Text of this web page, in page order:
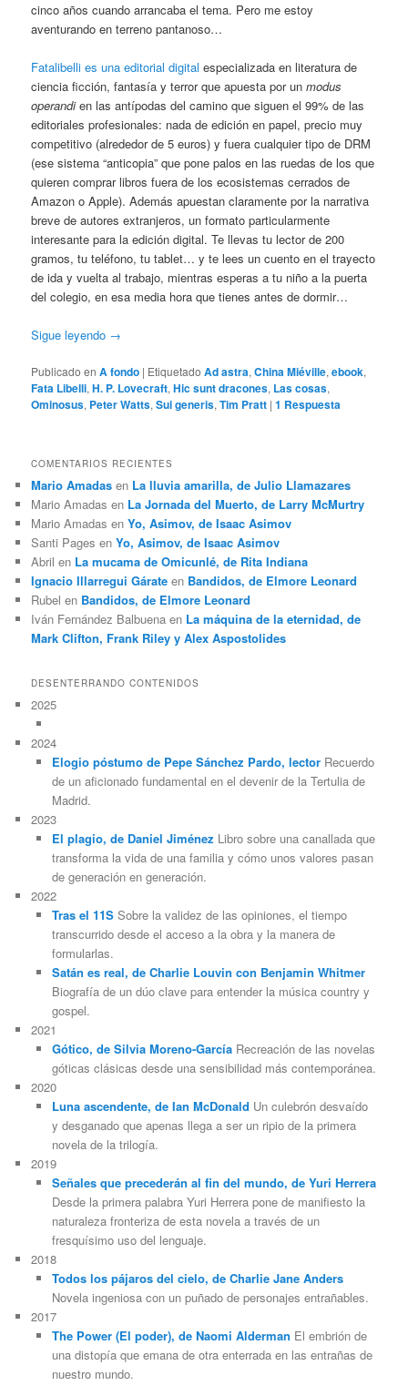
cinco años cuando arrancaba el tema. Pero me estoy
aventurando en terreno pantanoso…
Fatalibelli es una editorial digital especializada en literatura de
ciencia ficción, fantasía y terror que apuesta por unmodus
operandien las antípodas del camino que siguen el 99% de las
editoriales profesionales: nada de edición en papel, precio muy
competitivo (alrededor de 5 euros) y fuera cualquier tipo de DRM
(ese sistema “anticopia” que pone palos en las ruedas de los que
quieren comprar libros fuera de los ecosistemas cerrados de
Amazon o Apple). Además apuestan claramente por la narrativa
breve de autores extranjeros, un formato particularmente
interesante para la edición digital. Te llevas tu lector de 200
gramos, tu teléfono, tu tablet… y te lees un cuento en el trayecto
de ida y vuelta al trabajo, mientras esperas a tu niño a la puerta
del colegio, en esa media hora que tienes antes de dormir…
Sigue leyendo →
Publicado en A fondo | Etiquetado Ad astra,China Miéville,ebook,
Fata Libelli,H. P. Lovecraft,Hic sunt dracones, Las cosas,
Ominosus, Peter Watts,Sui generis,Tim Pratt |1 Respuesta
COMENTARIOS RECIENTES
Mario Amadas en La lluvia amarilla, de Julio Llamazares
Mario Amadas en La Jornada del Muerto, de Larry McMurtry
Mario Amadas enYo, Asimov, de Isaac Asimov
Santi Pages enYo, Asimov, de Isaac Asimov
Abril en La mucama de Omicunlé, de Rita Indiana
Ignacio Illarregui Gárate en Bandidos, de Elmore Leonard
Rubel en Bandidos, de Elmore Leonard
Iván Fernández Balbuena en La máquina de la eternidad, de
Mark Clifton, Frank Riley y Alex Aspostolides
DESENTERRANDO CONTENIDOS
2025
2024
Elogio póstumo de Pepe Sánchez Pardo, lectorRecuerdo
de un aficionado fundamental en el devenir de la Tertulia de
Madrid.
2023
El plagio, de Daniel Jiménez Libro sobre una canallada que
transforma la vida de una familia y cómo unos valores pasan
de generación en generación.
2022
Tras el 11SSobre la validez de las opiniones, el tiempo
transcurrido desde el acceso a la obra y la manera de
formularlas.
Satán es real, de Charlie Louvin con Benjamin Whitmer
Biografía de un dúo clave para entender la música country y
gospel.
2021
Gótico, de Silvia Moreno-GarcíaRecreación de las novelas
góticas clásicas desde una sensibilidad más contemporánea.
2020
Luna ascendente, de Ian McDonald Un culebrón desvaído
y desganado que apenas llega a ser un ripio de la primera
novela de la trilogía.
2019
Señales que precederán al fin del mundo, de Yuri Herrera
Desde la primera palabra Yuri Herrera pone de manifiesto la
naturaleza fronteriza de esta novela a través de un
fresquísimo uso del lenguaje.
2018
Todos los pájaros del cielo, de Charlie Jane Anders
Novela ingeniosa con un puñado de personajes entrañables.
2017
The Power (El poder), de Naomi Alderman El embrión de
una distopía que emana de otra enterrada en las entrañas de
nuestro mundo.